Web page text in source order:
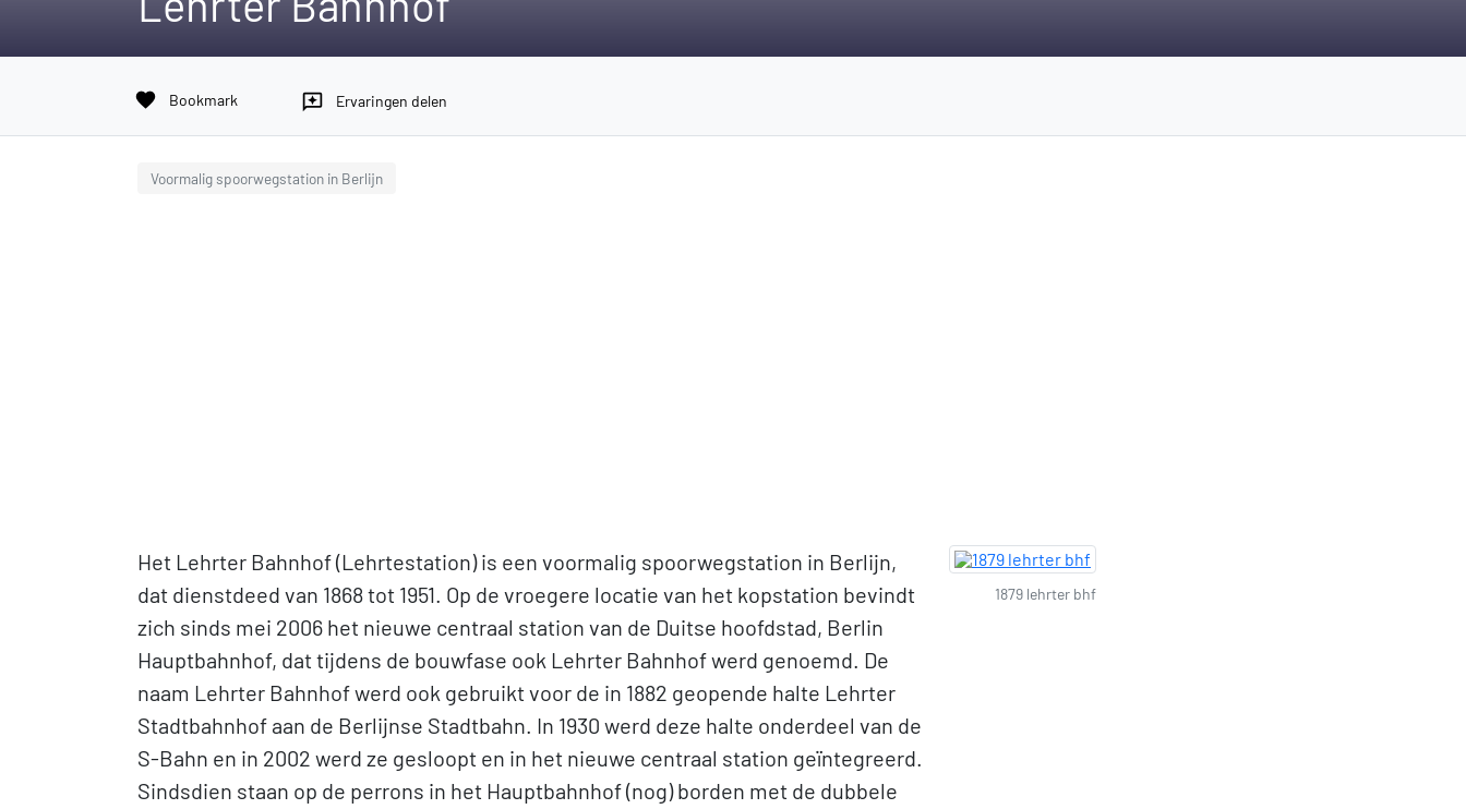
favorite Bookmark reviews Ervaringen delen
Voormalig spoorwegstation in Berlijn
Het Lehrter Bahnhof (Lehrtestation) is een voormalig spoorwegstation in Berlijn,
dat dienstdeed van 1868 tot 1951. Op de vroegere locatie van het kopstation bevindt
zich sinds mei 2006 het nieuwe centraal station van de Duitse hoofdstad, Berlin
Hauptbahnhof, dat tijdens de bouwfase ook Lehrter Bahnhof werd genoemd. De
naam Lehrter Bahnhof werd ook gebruikt voor de in 1882 geopende halte Lehrter
Stadtbahnhof aan de Berlijnse Stadtbahn. In 1930 werd deze halte onderdeel van de
S-Bahn en in 2002 werd ze gesloopt en in het nieuwe centraal station geïntegreerd.
Sindsdien staan op de perrons in het Hauptbahnhof (nog) borden met de dubbele
1879 lehrter bhf